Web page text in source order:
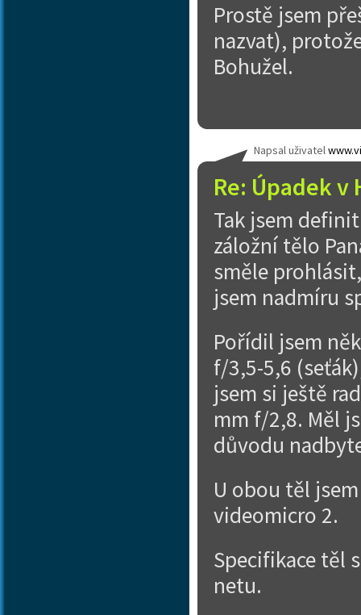
Prostě jsem
nazvat),
Bohužel.
Re: Úpadek
Napsal uživatel
Tak jsem
záložní tělo
směle
jsem nadmíru
Pořídil jsem
f/3,5-5,6
jsem si ještě
mm f/2,8. Měl
důvodu
U obou těl
videomicro 2.
Specifikace těl
netu.